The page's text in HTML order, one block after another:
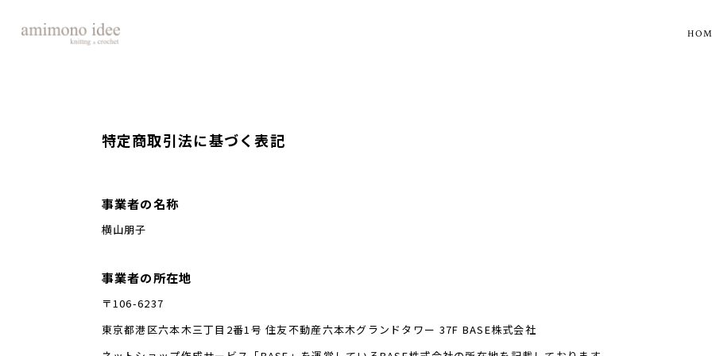
特定商取引法に基づく表記
事業者の名称
横山朋子
事業者の所在地
〒106-6237
東京都港区六本木三丁目2番1号 住友不動産六本木グランドタワー 37F BASE株式会社